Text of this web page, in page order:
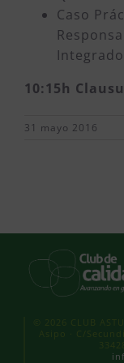
Caso
Integrado
10:15h
31 mayo 2016
© 2026 CLUB
Asipo · C/